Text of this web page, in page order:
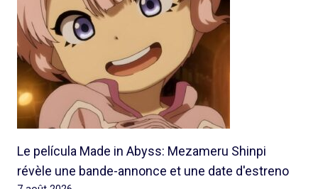
Le película Made in Abyss: Mezameru Shinpi
révèle une bande-annonce et une date d'estreno